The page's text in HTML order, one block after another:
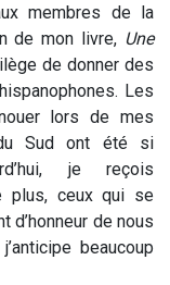
membres de la
de mon livre, Une
de donner des
Les
lors de mes
Sud ont été si
je reçois
plus, ceux qui se
d’honneur de nous
beaucoup